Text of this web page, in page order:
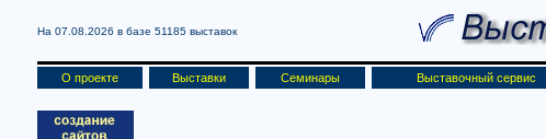
На 07.08.2026 в базе 51185 выставок
О проекте Выставки Семинары Выставочный сервис